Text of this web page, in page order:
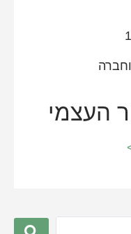
העצמי